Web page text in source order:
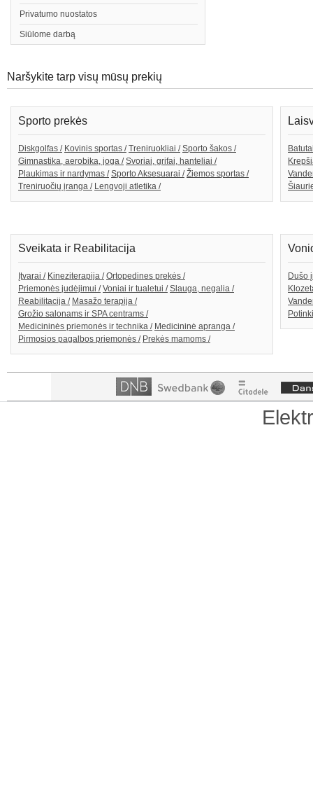
Privatumo nuostatos
Siūlome darbą
Naršykite tarp visų mūsų prekių
Sporto prekės
Diskgolfas / Kovinis sportas / Treniruokliai / Sporto šakos /
Gimnastika, aerobika, joga / Svoriai, grifai, hanteliai /
Plaukimas ir nardymas / Sporto Aksesuarai / Žiemos sportas /
Treniruočių įranga / Lengvoji atletika /
Sveikata ir Reabilitacija
Įtvarai / Kineziterapija / Ortopedines prekės /
Priemonės judėjimui / Voniai ir tualetui / Slauga, negalia /
Reabilitacija / Masažo terapija /
Grožio salonams ir SPA centrams /
Medicininės priemonės ir technika / Medicininė apranga /
Pirmosios pagalbos priemonės / Prekės mamoms /
Dušo